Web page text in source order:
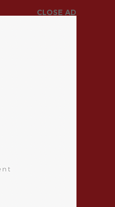
CLOSE AD